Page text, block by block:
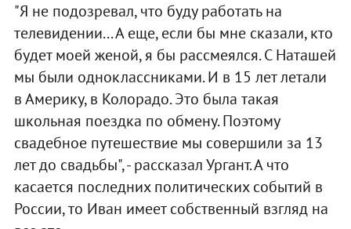
"Я не подозревал, что буду работать на
телевидении... А еще, если бы мне сказали, кто
будет моей женой, я бы рассмеялся. С Наташей
мы были одноклассниками. И в 15 лет летали
в Америку, в Колорадо. Это была такая
школьная поездка по обмену. Поэтому
свадебное путешествие мы совершили за 13
лет до свадьбы", - рассказал Ургант. А что
касается последних политических событий в
России, то Иван имеет собственный взгляд на